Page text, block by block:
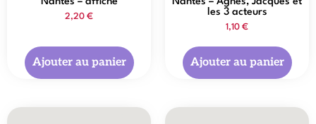
2,20 €
Ajouter au panier
les 3 acteurs
1,10 €
Ajouter au panier